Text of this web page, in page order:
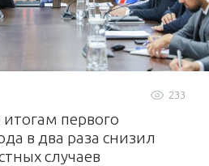
233
первого
в два раза снизил
случаев